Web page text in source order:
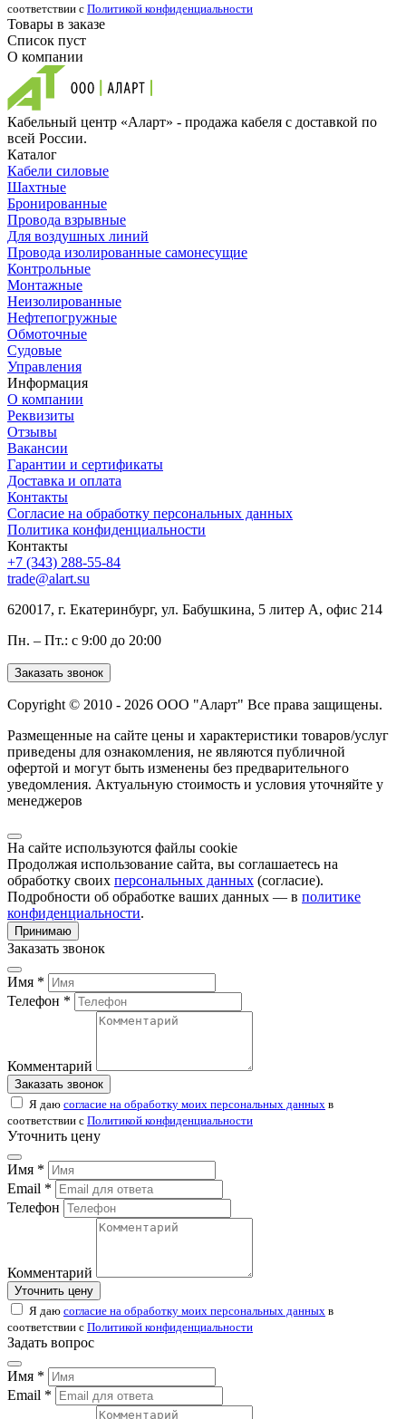
соответствии с Политикой конфиденциальности
Товары в заказе
Список пуст
О компании
Кабельный центр «Аларт» - продажа кабеля с доставкой по
всей России.
Каталог
Кабели силовые
Шахтные
Бронированные
Провода взрывные
Для воздушных линий
Провода изолированные самонесущие
Контрольные
Монтажные
Неизолированные
Нефтепогружные
Обмоточные
Судовые
Управления
Информация
О компании
Реквизиты
Отзывы
Вакансии
Гарантии и сертификаты
Доставка и оплата
Контакты
Согласие на обработку персональных данных
Политика конфиденциальности
Контакты
+7 (343) 288-55-84
trade@alart.su
620017, г. Екатеринбург, ул. Бабушкина, 5 литер А, офис 214
Пн. – Пт.: с 9:00 до 20:00
Заказать звонок
Copyright © 2010 - 2026 ООО "Аларт" Все права защищены.
Размещенные на сайте цены и характеристики товаров/услуг
приведены для ознакомления, не являются публичной
офертой и могут быть изменены без предварительного
уведомления. Актуальную стоимость и условия уточняйте у
менеджеров
На сайте используются файлы cookie
Продолжая использование сайта, вы соглашаетесь на
обработку своих персональных данных (согласие).
Подробности об обработке ваших данных — в политике
конфиденциальности.
Принимаю
Заказать звонок
Имя *
Телефон *
Комментарий
Заказать звонок
Я даю согласие на обработку моих персональных данных в
соответствии с Политикой конфиденциальности
Уточнить цену
Имя *
Email *
Телефон
Комментарий
Уточнить цену
Я даю согласие на обработку моих персональных данных в
соответствии с Политикой конфиденциальности
Задать вопрос
Имя *
Email *